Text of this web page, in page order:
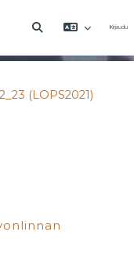
VAIHDA Kirjaudu
(LOPS2021)